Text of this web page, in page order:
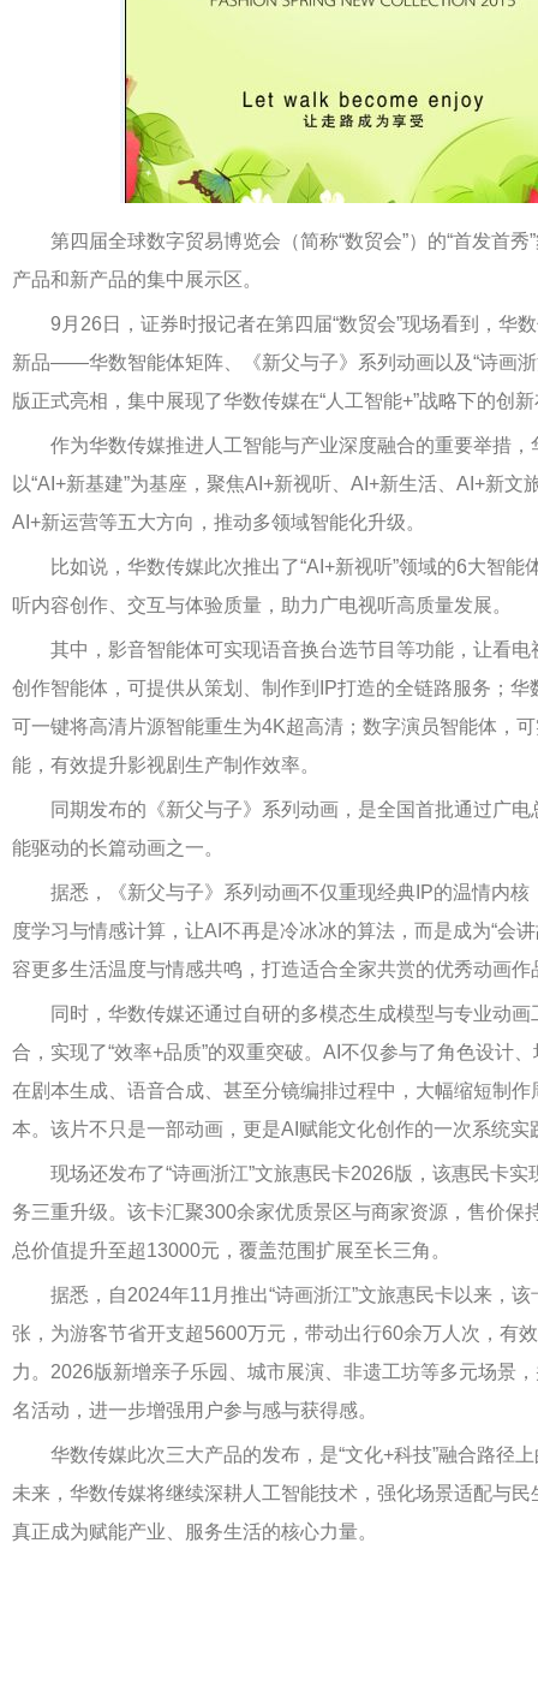
第四届全球数字贸易博览会（简称“数贸会”）的“首发首秀
产品和新产品的集中展示区。
9月26日，证券时报记者在第四届“数贸会”现场看到，华
新品——华数智能体矩阵、《新父与子》系列动画以及“诗画
版正式亮相，集中展现了华数传媒在“人工智能+”战略下的创
作为华数传媒推进人工智能与产业深度融合的重要举措，
以“AI+新基建”为基座，聚焦AI+新视听、AI+新生活、AI+新文
AI+新运营等五大方向，推动多领域智能化升级。
比如说，华数传媒此次推出了“AI+新视听”领域的6大智能
听内容创作、交互与体验质量，助力广电视听高质量发展。
其中，影音智能体可实现语音换台选节目等功能，让看电
创作智能体，可提供从策划、制作到IP打造的全链路服务；华
可一键将高清片源智能重生为4K超高清；数字演员智能体，
能，有效提升影视剧生产制作效率。
同期发布的《新父与子》系列动画，是全国首批通过广电
能驱动的长篇动画之一。
据悉，《新父与子》系列动画不仅重现经典IP的温情内核
度学习与情感计算，让AI不再是冷冰冰的算法，而是成为“会
容更多生活温度与情感共鸣，打造适合全家共赏的优秀动画作
同时，华数传媒还通过自研的多模态生成模型与专业动画
合，实现了“效率+品质”的双重突破。AI不仅参与了角色设计
在剧本生成、语音合成、甚至分镜编排过程中，大幅缩短制作
本。该片不只是一部动画，更是AI赋能文化创作的一次系统实
现场还发布了“诗画浙江”文旅惠民卡2026版，该惠民卡实
务三重升级。该卡汇聚300余家优质景区与商家资源，售价保
总价值提升至超13000元，覆盖范围扩展至长三角。
据悉，自2024年11月推出“诗画浙江”文旅惠民卡以来，该
张，为游客节省开支超5600万元，带动出行60余万人次，有
力。2026版新增亲子乐园、城市展演、非遗工坊等多元场景
名活动，进一步增强用户参与感与获得感。
华数传媒此次三大产品的发布，是“文化+科技”融合路径上
未来，华数传媒将继续深耕人工智能技术，强化场景适配与
真正成为赋能产业、服务生活的核心力量。